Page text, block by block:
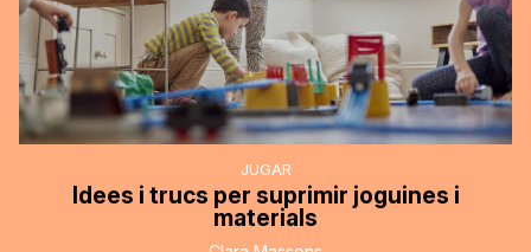
JUGAR
Idees i trucs per suprimir joguines i
materials